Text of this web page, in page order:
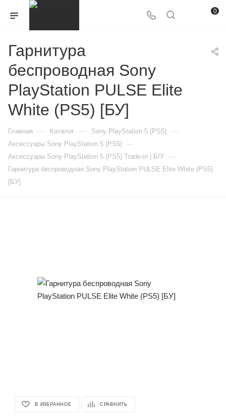
0
Гарнитура
беспроводная Sony
PlayStation PULSE Elite
White (PS5) [БУ]
Главная — Каталог — Sony PlayStation 5 (PS5) —
Аксессуары Sony PlayStation 5 (PS5) —
Аксессуары Sony PlayStation 5 (PS5) Trade-in | Б/У —
Гарнитура беспроводная Sony PlayStation PULSE Elite White (PS5)
[БУ]
В ИЗБРАННОЕ СРАВНИТЬ